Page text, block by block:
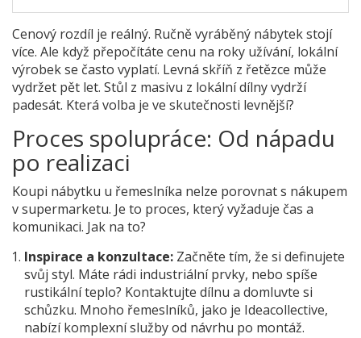
Cenový rozdíl je reálný. Ručně vyráběný nábytek stojí
více. Ale když přepočítáte cenu na roky užívání, lokální
výrobek se často vyplatí. Levná skříň z řetězce může
vydržet pět let. Stůl z masivu z lokální dílny vydrží
padesát. Která volba je ve skutečnosti levnější?
Proces spolupráce: Od nápadu
po realizaci
Koupi nábytku u řemeslníka nelze porovnat s nákupem
v supermarketu. Je to proces, který vyžaduje čas a
komunikaci. Jak na to?
Inspirace a konzultace: Začněte tím, že si definujete
svůj styl. Máte rádi industriální prvky, nebo spíše
rustikální teplo? Kontaktujte dílnu a domluvte si
schůzku. Mnoho řemeslníků, jako je Ideacollective,
nabízí komplexní služby od návrhu po montáž.